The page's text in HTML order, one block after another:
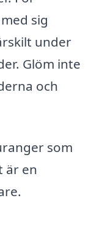
sig
under
Glöm inte
och
som
är en